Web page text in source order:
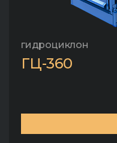
гидроциклон
ГЦ-360